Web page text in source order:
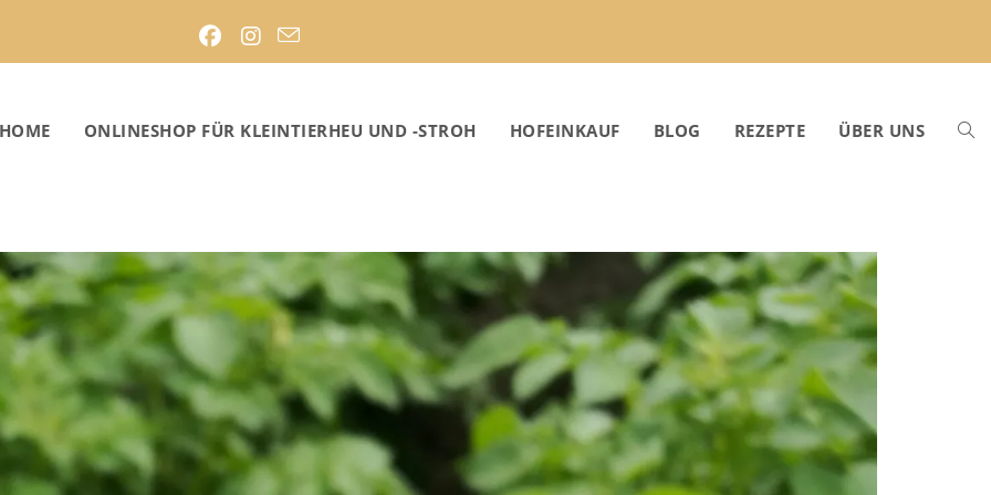
HOME ONLINESHOP FÜR KLEINTIERHEU UND -STROH HOFEINKAUF BLOG REZEPTE ÜBER UNS